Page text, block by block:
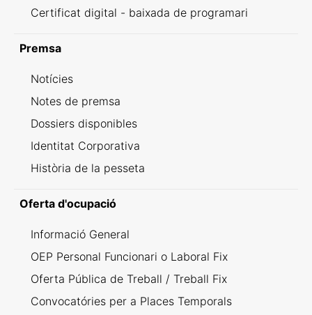
Certificat digital - baixada de programari
Premsa
Notícies
Notes de premsa
Dossiers disponibles
Identitat Corporativa
Història de la pesseta
Oferta d'ocupació
Informació General
OEP Personal Funcionari o Laboral Fix
Oferta Pública de Treball / Treball Fix
Convocatóries per a Places Temporals